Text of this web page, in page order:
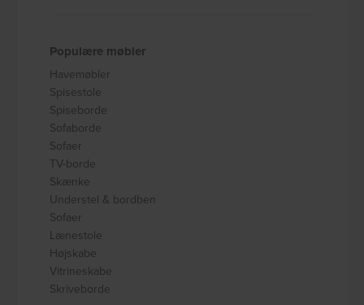
Populære møbler
Havemøbler
Spisestole
Spiseborde
Sofaborde
Sofaer
TV-borde
Skænke
Understel & bordben
Sofaer
Lænestole
Højskabe
Vitrineskabe
Skriveborde